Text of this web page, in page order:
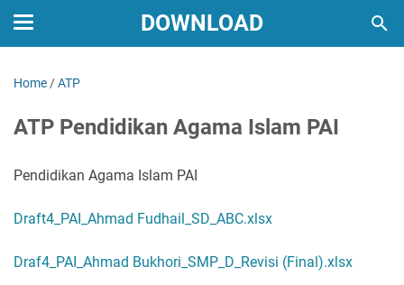
DOWNLOAD
Home /ATP
ATP Pendidikan Agama Islam PAI
Pendidikan Agama Islam PAI
Draft4_PAI_Ahmad Fudhail_SD_ABC.xlsx
Draf4_PAI_Ahmad Bukhori_SMP_D_Revisi (Final).xlsx